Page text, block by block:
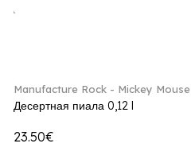
Manufacture Rock - Mickey Mouse
Десертная пиала 0,12 l
23.50€